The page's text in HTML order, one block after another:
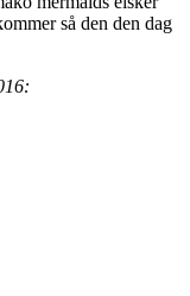
så den den dag